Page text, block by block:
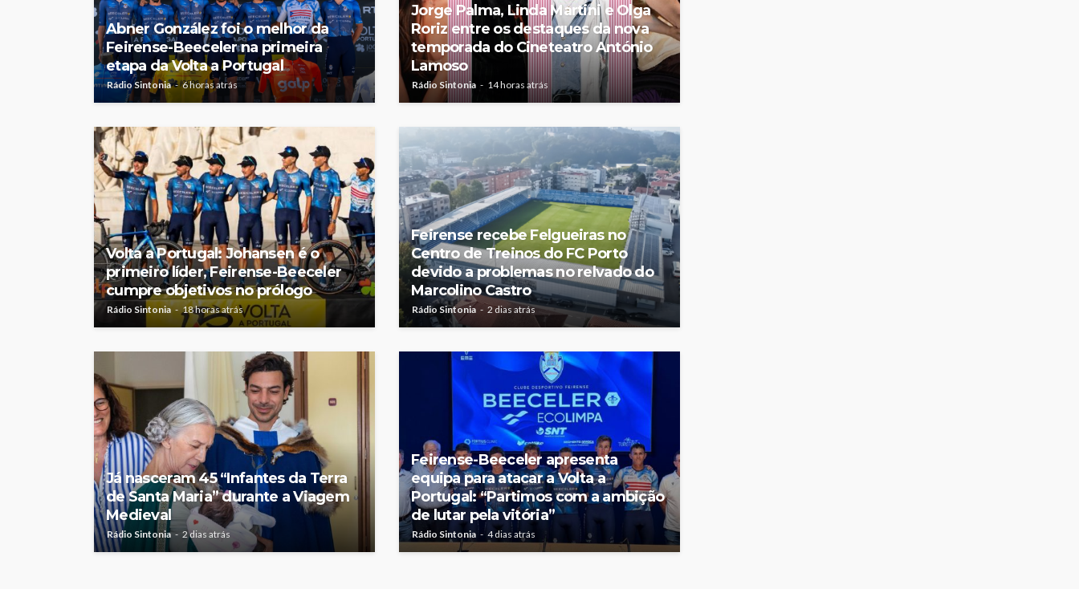
Abner González foi o melhor da
Feirense-Beeceler na primeira
etapa da Volta a Portugal
Rádio Sintonia 6 horas atrás
Jorge Palma, Linda Martini e Olga
Roriz entre os destaques da nova
temporada do Cineteatro António
Lamoso
Rádio Sintonia 14 horas atrás
Volta a Portugal: Johansen é o
primeiro líder, Feirense-Beeceler
cumpre objetivos no prólogo
Rádio Sintonia 18 horas atrás
Feirense recebe Felgueiras no
Centro de Treinos do FC Porto
devido a problemas no relvado do
Marcolino Castro
Rádio Sintonia 2 dias atrás
Já nasceram 45 “Infantes da Terra
de Santa Maria” durante a Viagem
Medieval
Rádio Sintonia 2 dias atrás
Feirense-Beeceler apresenta
equipa para atacar a Volta a
Portugal: “Partimos com a ambição
de lutar pela vitória”
Rádio Sintonia 4 dias atrás